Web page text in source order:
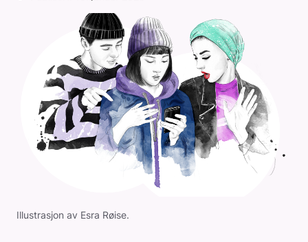
Illustrasjon av Esra Røise.